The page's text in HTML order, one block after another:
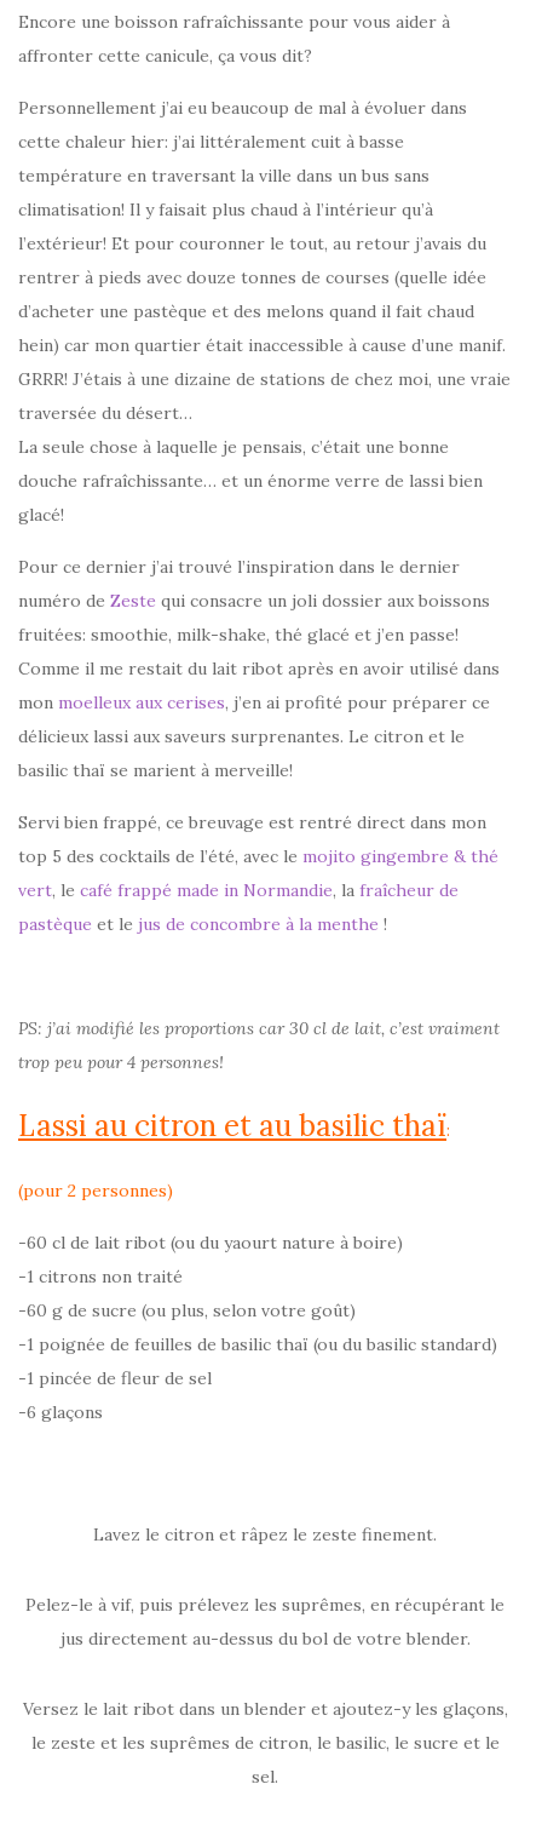
Encore une boisson rafraîchissante pour vous aider à
affronter cette canicule, ça vous dit?
Personnellement j’ai eu beaucoup de mal à évoluer dans
cette chaleur hier: j’ai littéralement cuit à basse
température en traversant la ville dans un bus sans
climatisation! Il y faisait plus chaud à l’intérieur qu’à
l’extérieur! Et pour couronner le tout, au retour j’avais du
rentrer à pieds avec douze tonnes de courses (quelle idée
d’acheter une pastèque et des melons quand il fait chaud
hein) car mon quartier était inaccessible à cause d’une manif.
GRRR! J’étais à une dizaine de stations de chez moi, une vraie
traversée du désert…
La seule chose à laquelle je pensais, c’était une bonne
douche rafraîchissante… et un énorme verre de lassi bien
glacé!
Pour ce dernier j’ai trouvé l’inspiration dans le dernier
numéro de Zeste qui consacre un joli dossier aux boissons
fruitées: smoothie, milk-shake, thé glacé et j’en passe!
Comme il me restait du lait ribot après en avoir utilisé dans
mon moelleux aux cerises, j’en ai profité pour préparer ce
délicieux lassi aux saveurs surprenantes. Le citron et le
basilic thaï se marient à merveille!
Servi bien frappé, ce breuvage est rentré direct dans mon
top 5 des cocktails de l’été, avec le mojito gingembre & thé
vert, le café frappé made in Normandie, la fraîcheur de
pastèque et le jus de concombre à la menthe !
PS: j’ai modifié les proportions car 30 cl de lait, c’est vraiment
trop peu pour 4 personnes!
Lassi au citron et au basilic thaï:
(pour 2 personnes)
-60 cl de lait ribot (ou du yaourt nature à boire)
-1 citrons non traité
-60 g de sucre (ou plus, selon votre goût)
-1 poignée de feuilles de basilic thaï (ou du basilic standard)
-1 pincée de fleur de sel
-6 glaçons
Lavez le citron et râpez le zeste finement.
Pelez-le à vif, puis prélevez les suprêmes, en récupérant le
jus directement au-dessus du bol de votre blender.
Versez le lait ribot dans un blender et ajoutez-y les glaçons,
le zeste et les suprêmes de citron, le basilic, le sucre et le
sel.